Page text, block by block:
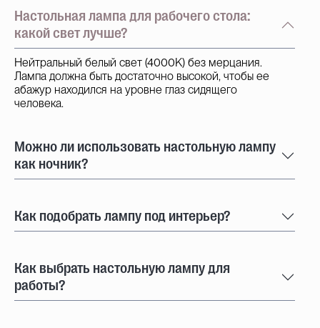
Настольная лампа для рабочего стола:
какой свет лучше?
Нейтральный белый свет (4000K) без мерцания.
Лампа должна быть достаточно высокой, чтобы ее
абажур находился на уровне глаз сидящего
человека.
Можно ли использовать настольную лампу
как ночник?
Как подобрать лампу под интерьер?
Как выбрать настольную лампу для
работы?